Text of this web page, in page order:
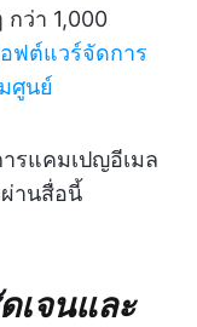
กว่า 1,000
ฟต์แวร์จัดการ
ศูนย์
รแคมเปญอีเมล
านสื่อนี้
เจนและ